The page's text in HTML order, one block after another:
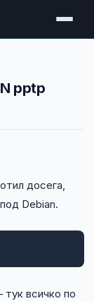
pptp
досега,
Debian.
тук всичко по